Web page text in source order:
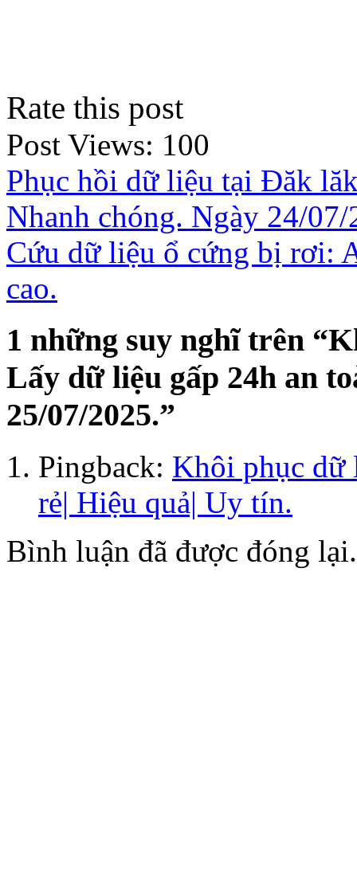
Rate this post
Post Views: 100
Phục hồi dữ liệu tại Đăk
Nhanh chóng. Ngày 24/07/
Cứu dữ liệu ổ cứng bị rơi:
cao.
1 những suy nghĩ trên “
Lấy dữ liệu gấp 24h an
25/07/2025.”
Pingback: Khôi phục dữ
rẻ| Hiệu quả| Uy tín.
Bình luận đã được đóng lại.